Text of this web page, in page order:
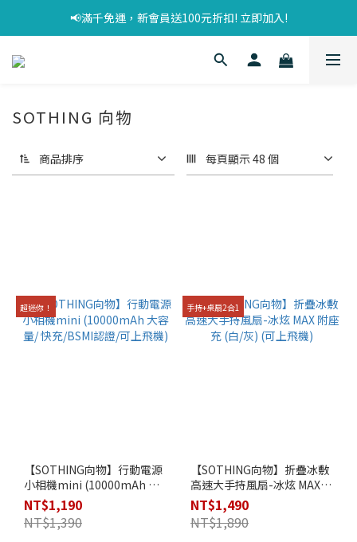
📢滿千免運，新會員送100元折扣! 立即加入!
SOTHING 向物
商品排序 每頁顯示 48 個
超迷你！
【SOTHING向物】行動電源
小相機mini (10000mAh 大
容量/ 快充/BSMI認證/可上飛
機)
NT$1,190
NT$1,390
手持+桌扇2合1
【SOTHING向物】折疊冰敷
高速大手持風扇-冰炫 MAX
附座充 (白/灰) (可上飛機)
NT$1,490
NT$1,890